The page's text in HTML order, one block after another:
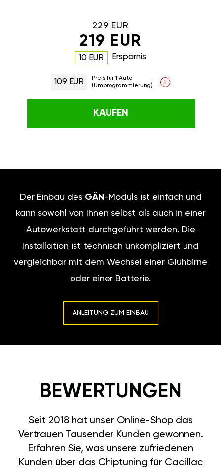
229 EUR
219 EUR
10 EUR Ersparnis
109 EUR
Preis für 1 Auto
(Umprogrammierung)
i
KAUFEN
Der Einbau des GÄN -Moduls ist einfach und
kann sowohl von Ihnen selbst als auch in einer
Autowerkstatt durchgeführt werden. Die
Installation ist technisch unkompliziert und
vergleichbar mit dem Wechsel einer Glühbirne
oder einer Batterie.
ANLEITUNG ZUM EINBAU
BEWERTUNGEN
Seit 2018 hat unser Online-Shop das
Vertrauen Tausender Kunden gewonnen.
Erfahren Sie, was unsere zufriedenen
Kunden über das Chiptuning für Cadillac